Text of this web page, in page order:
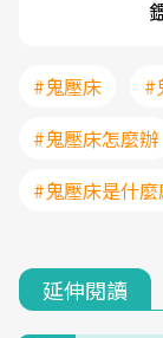
#鬼壓床 #
#鬼壓床怎麼辦
#鬼壓床是什麼
延伸閱讀